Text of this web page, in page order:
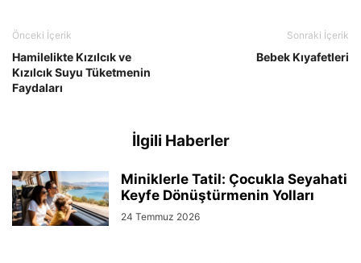
Önceki İçerik
Hamilelikte Kızılcık ve
Kızılcık Suyu Tüketmenin
Faydaları
Sonraki İçerik
Bebek Kıyafetleri
İlgili Haberler
Miniklerle Tatil: Çocukla Seyahati
Keyfe Dönüştürmenin Yolları
24 Temmuz 2026